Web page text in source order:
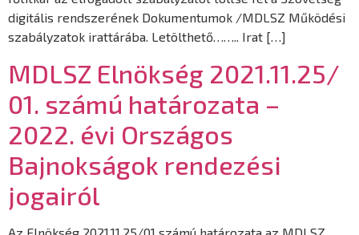
digitális rendszerének Dokumentumok /MDLSZ Működési
szabályzatok irattárába. Letölthető…….. Irat […]
MDLSZ Elnökség 2021.11.25/
01. számú határozata –
2022. évi Országos
Bajnokságok rendezési
jogairól